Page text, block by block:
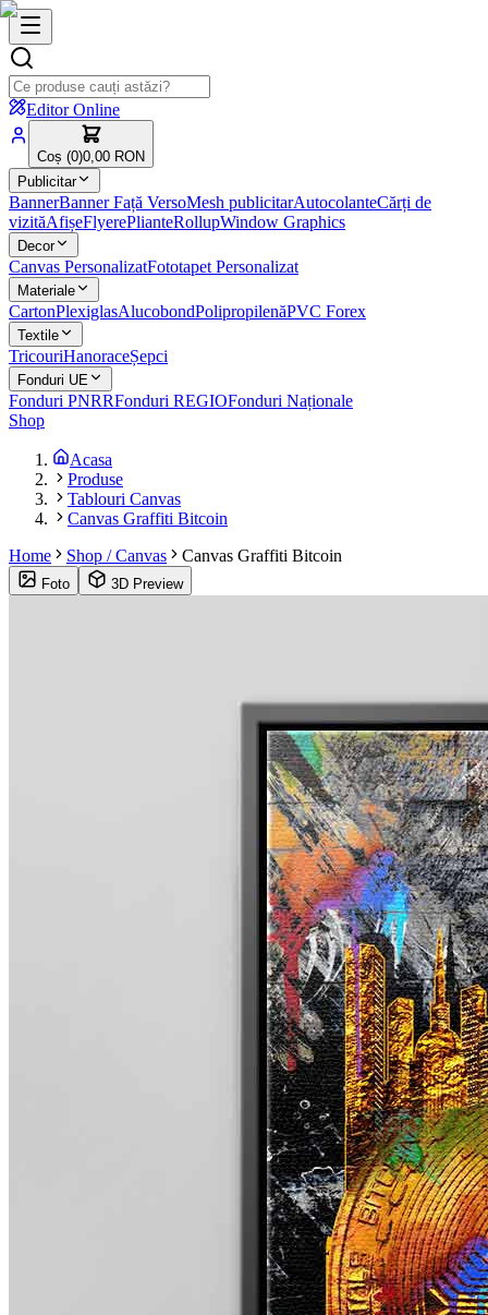
Editor Online
Coș (0)0,00 RON
Publicitar
BannerBanner Față VersoMesh publicitarAutocolanteCărți de
vizităAfișeFlyerePlianteRollupWindow Graphics
Decor
Canvas PersonalizatFototapet Personalizat
Materiale
CartonPlexiglasAlucobondPolipropilenăPVC Forex
Textile
TricouriHanoraceȘepci
Fonduri UE
Fonduri PNRRFonduri REGIOFonduri Naționale
Shop
Acasa
Produse
Tablouri Canvas
Canvas Graffiti Bitcoin
Home
Shop / Canvas Canvas Graffiti Bitcoin
Foto 3D Preview